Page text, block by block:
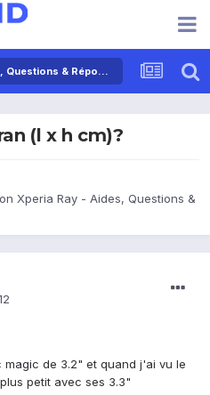
Sony Ericsson Xperia Ray - Aides, Questions & Réponses
(l x h cm)?
Xperia Ray - Aides, Questions &
de 3.2" et quand j'ai vu le
petit avec ses 3.3"